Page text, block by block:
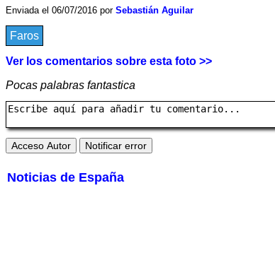
Enviada el 06/07/2016 por Sebastián Aguilar
Faros
Ver los comentarios sobre esta foto >>
Pocas palabras fantastica
Noticias de España